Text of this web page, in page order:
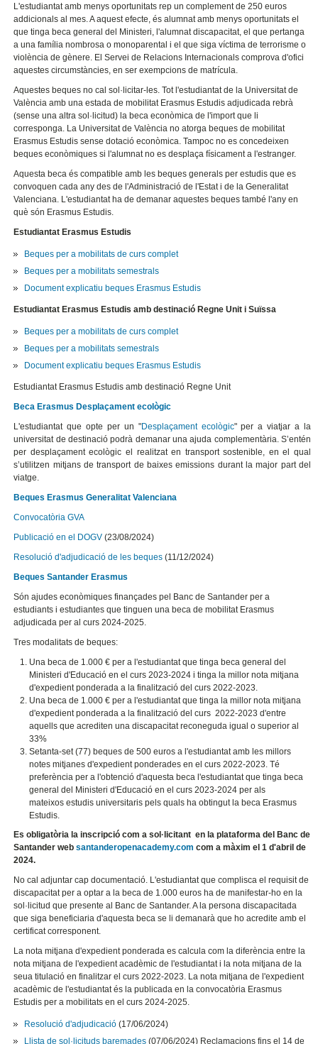
L'estudiantat amb menys oportunitats rep un complement de 250 euros
addicionals al mes. A aquest efecte, és alumnat amb menys oportunitats el
que tinga beca general del Ministeri, l'alumnat discapacitat, el que pertanga
a una família nombrosa o monoparental i el que siga víctima de terrorisme o
violència de gènere. El Servei de Relacions Internacionals comprova d'ofici
aquestes circumstàncies, en ser exempcions de matrícula.
Aquestes beques no cal sol·licitar-les. Tot l'estudiantat de la Universitat de
València amb una estada de mobilitat Erasmus Estudis adjudicada rebrà
(sense una altra sol·licitud) la beca econòmica de l'import que li
corresponga. La Universitat de València no atorga beques de mobilitat
Erasmus Estudis sense dotació econòmica. Tampoc no es concedeixen
beques econòmiques si l'alumnat no es desplaça físicament a l'estranger.
Aquesta beca és compatible amb les beques generals per estudis que es
convoquen cada any des de l'Administració de l'Estat i de la Generalitat
Valenciana. L'estudiantat ha de demanar aquestes beques també l'any en
què són Erasmus Estudis.
Estudiantat Erasmus Estudis
Beques per a mobilitats de curs complet
Beques per a mobilitats semestrals
Document explicatiu beques Erasmus Estudis
Estudiantat Erasmus Estudis amb destinació Regne Unit i Suïssa
Beques per a mobilitats de curs complet
Beques per a mobilitats semestrals
Document explicatiu beques Erasmus Estudis
Estudiantat Erasmus Estudis amb destinació Regne Unit
Beca Erasmus Desplaçament ecològic
L'estudiantat que opte per un "Desplaçament ecològic" per a viatjar a la
universitat de destinació podrà demanar una ajuda complementària. S’entén
per desplaçament ecològic el realitzat en transport sostenible, en el qual
s’utilitzen mitjans de transport de baixes emissions durant la major part del
viatge.
Beques Erasmus Generalitat Valenciana
Convocatòria GVA
Publicació en el DOGV (23/08/2024)
Resolució d'adjudicació de les beques (11/12/2024)
Beques Santander Erasmus
Són ajudes econòmiques finançades pel Banc de Santander per a
estudiants i estudiantes que tinguen una beca de mobilitat Erasmus
adjudicada per al curs 2024-2025.
Tres modalitats de beques:
Una beca de 1.000 € per a l'estudiantat que tinga beca general del
Ministeri d'Educació en el curs 2023-2024 i tinga la millor nota mitjana
d'expedient ponderada a la finalització del curs 2022-2023.
Una beca de 1.000 € per a l'estudiantat que tinga la millor nota mitjana
d'expedient ponderada a la finalització del curs 2022-2023 d'entre
aquells que acrediten una discapacitat reconeguda igual o superior al
33%
Setanta-set (77) beques de 500 euros a l'estudiantat amb les millors
notes mitjanes d'expedient ponderades en el curs 2022-2023. Té
preferència per a l'obtenció d'aquesta beca l'estudiantat que tinga beca
general del Ministeri d'Educació en el curs 2023-2024 per als
mateixos estudis universitaris pels quals ha obtingut la beca Erasmus
Estudis.
Es obligatòria la inscripció com a sol·licitant en la plataforma del Banc de
Santander websantanderopenacademy.com com a màxim el 1 d'abril de
2024.
No cal adjuntar cap documentació. L'estudiantat que complisca el requisit de
discapacitat per a optar a la beca de 1.000 euros ha de manifestar-ho en la
sol·licitud que presente al Banc de Santander. A la persona discapacitada
que siga beneficiaria d'aquesta beca se li demanarà que ho acredite amb el
certificat corresponent.
La nota mitjana d'expedient ponderada es calcula com la diferència entre la
nota mitjana de l'expedient acadèmic de l'estudiantat i la nota mitjana de la
seua titulació en finalitzar el curs 2022-2023. La nota mitjana de l'expedient
acadèmic de l'estudiantat és la publicada en la convocatòria Erasmus
Estudis per a mobilitats en el curs 2024-2025.
Resolució d'adjudicació (17/06/2024)
Llista de sol·licituds baremades (07/06/2024) Reclamacions fins el 14 de